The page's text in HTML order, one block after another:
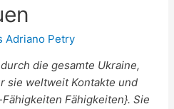
Adriano Petry
durch die gesamte Ukraine,
sie weltweit Kontakte und
Fähigkeiten}. Sie